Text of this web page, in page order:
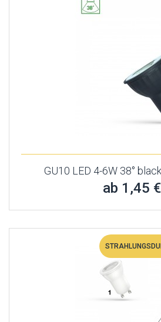
GU10 LED 4-6W 38°
ab 1,45 €